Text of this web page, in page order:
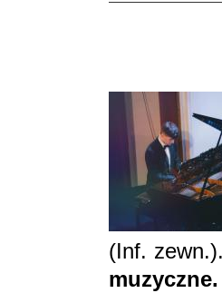
(Inf. zewn.).